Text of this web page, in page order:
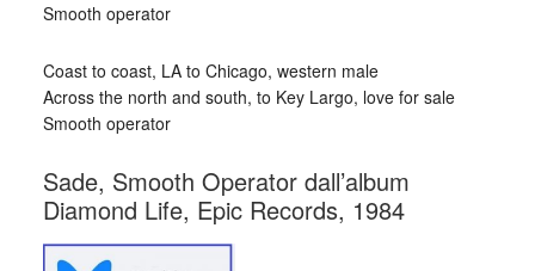
Smooth operator
Coast to coast, LA to Chicago, western male
Across the north and south, to Key Largo, love for sale
Smooth operator
Sade, Smooth Operator dall’album
Diamond Life, Epic Records, 1984